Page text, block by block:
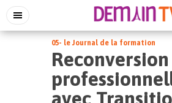
05- le Journal de la formation
Reconversion
avec